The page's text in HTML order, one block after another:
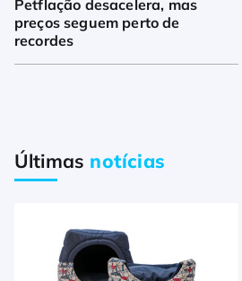
Petflação desacelera, mas
preços seguem perto de
recordes
Últimas notícias